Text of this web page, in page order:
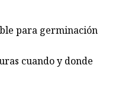
para germinación
cuando y donde